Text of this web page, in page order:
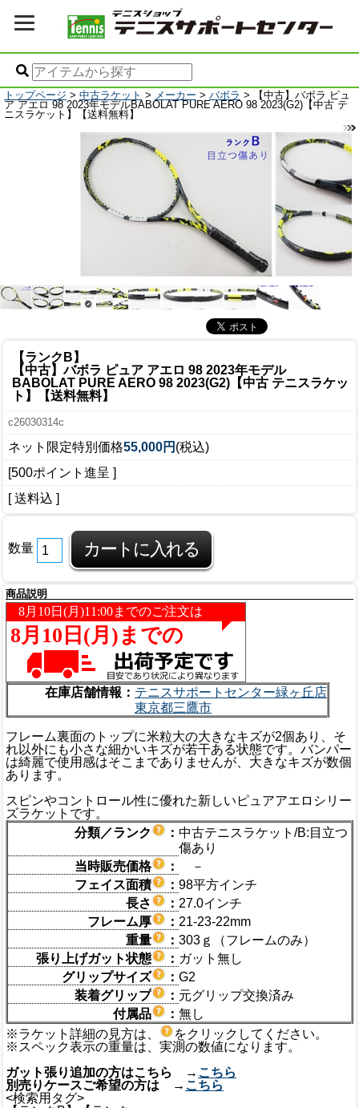
トップページ > 中古ラケット > メーカー > バボラ > 【中古】バボラ ピュ
ア アエロ 98 2023年モデルBABOLAT PURE AERO 98 2023(G2)【中古 テ
ニスラケット】【送料無料】
【ランクB】
【中古】バボラ ピュア アエロ 98 2023年モデル
BABOLAT PURE AERO 98 2023(G2)【中古 テニスラケッ
ト】【送料無料】
c26030314c
ネット限定特別価格55,000円 (税込)
[500ポイント進呈 ]
[ 送料込 ]
数量
商品説明
在庫店舗情報： テニスサポートセンター緑ヶ丘店
東京都三鷹市
フレーム裏面のトップに米粒大の大きなキズが2個あり、そ
れ以外にも小さな細かいキズが若干ある状態です。バンパー
は綺麗で使用感はそこまでありませんが、大きなキズが数個
あります。
スピンやコントロール性に優れた新しいピュアアエロシリー
ズラケットです。
分類／ランク
： 中古テニスラケット/B:目立つ
傷あり
当時販売価格
：
－
フェイス面積
： 98平方インチ
長さ
： 27.0インチ
フレーム厚
： 21-23-22mm
重量
： 303ｇ（フレームのみ）
張り上げガット状態
： ガット無し
グリップサイズ
： G2
装着グリップ
： 元グリップ交換済み
付属品
： 無し
※ラケット詳細の見方は、
をクリックしてください。
※スペック表示の重量は、実測の数値になります。
ガット張り追加の方はこちら → こちら
別売りケースご希望の方は → こちら
<検索用タグ>